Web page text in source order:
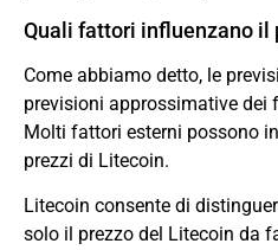
Quali fattori influenzano il
Come abbiamo detto, le
previsioni approssimative dei
Molti fattori esterni possono
prezzi di Litecoin.
Litecoin consente di
solo il prezzo del Litecoin da